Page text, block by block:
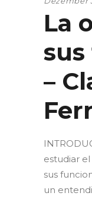
La
–
estudiar
sus
un